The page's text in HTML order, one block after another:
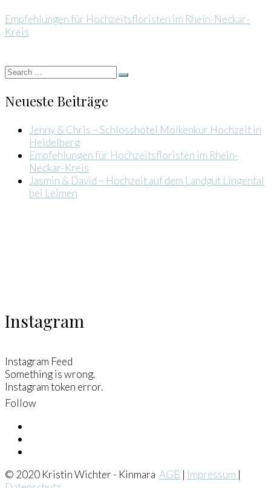
Empfehlungen für Hochzeitsfloristen im Rhein-Neckar-
Kreis
Neueste Beiträge
Jenny & Chris – Schlosshotel Molkenkur Hochzeit in
Heidelberg
Empfehlungen für Hochzeitsfloristen im Rhein-
Neckar-Kreis
Jasmin & David – Hochzeit auf dem Landgut Lingental
bei Leimen
Instagram
Instagram Feed
Something is wrong.
Instagram token error.
Follow
© 2020 Kristin Wichter - Kinmara AGB | Impressum |